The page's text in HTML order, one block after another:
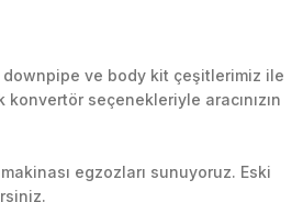
downpipe ve body kit çeşitlerimiz ile
seçenekleriyle aracınızın
egzozları sunuyoruz. Eski